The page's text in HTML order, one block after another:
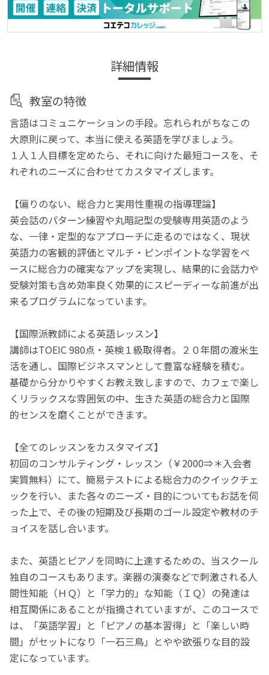
詳細情報
教室の特徴
言語はコミュニケーションの手段。忘れられがちなこの
大原則に戻って、本当に使える英語を学びましょう。
１人１人目標を定めたら、それに向けた最短コースを、そ
れぞれのニーズに合わせてカスタマイズします。
【偏りのない、総合力と実用性重視の指導理論】
英会話のパターン練習や丸暗記型の受験専用英語のよう
な、一律・定型的なアプローチに走るのではなく、現状
英語力の客観的評価とマルチ・ピンポイントな学習をベ
ースに総合力の確実なアップを実現し、結果的に会話力や
受験対策も含め効率良く効果的にスピーディーな前進が出
来るプログラムになっています。
【国際派教師による英語レッスン】
講師はTOEIC 980点・英検１級取得者。２０年間の渡米生
活を通し、国際ビジネスマンとして豊富な経験を積む。
基礎から分かりやすくお教え致しますので、カフェで楽し
くリラックスな雰囲気の中、生きた英語の総合力と国際
的センスを磨くことができます。
【全てのレッスンをカスタマイズ】
初回のコンサルティング・レッスン（￥2000⇒＊入会者
実質無料）にて、簡易テストによる総合力のクイックチェ
ックを行い、また各々のニーズ・目的についてもお話を伺
った上で、その後の短期及び長期のゴール設定や教材のチ
ョイスを話し合います。
また、英語とピアノを同時に上達するための、当スクール
独自のコースもあります。楽器の演奏などで刺激される人
間性知能（ＨＱ）と「学力的」な知能（ＩＱ）の発達は
相互関係にあることが指摘されていますが、このコースで
は、「英語学習」と「ピアノの基本習得」と「楽しい時
間」がセットになり「一石三鳥」とやや欲張りな目的設
定になっています。